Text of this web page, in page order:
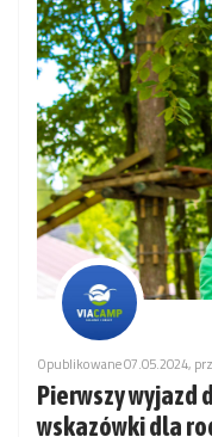
Opublikowane 07.05.2024,
Pierwszy wyjazd
wskazówki dla